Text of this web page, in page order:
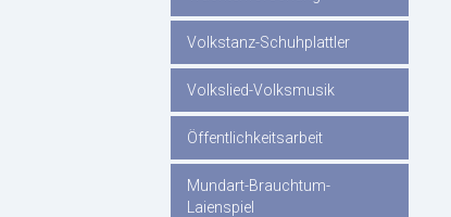
Volkstanz-Schuhplattler
Volkslied-Volksmusik
Öffentlichkeitsarbeit
Mundart-Brauchtum-
Laienspiel